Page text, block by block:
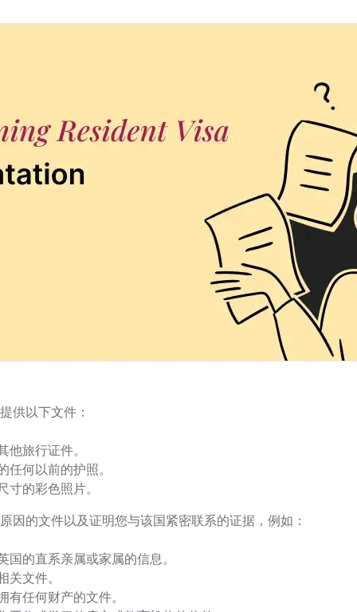
供以下文件：
他旅行证件。
任何以前的护照。
寸的彩色照片。
因的文件以及证明您与该国紧密联系的证据，例如：
国的直系亲属或家属的信息。
关文件。
有任何财产的文件。